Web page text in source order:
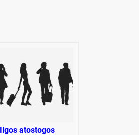
Ilgos atostogos